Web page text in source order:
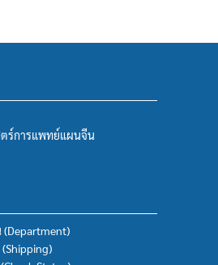
ตร์การแพทย์แผนจีน